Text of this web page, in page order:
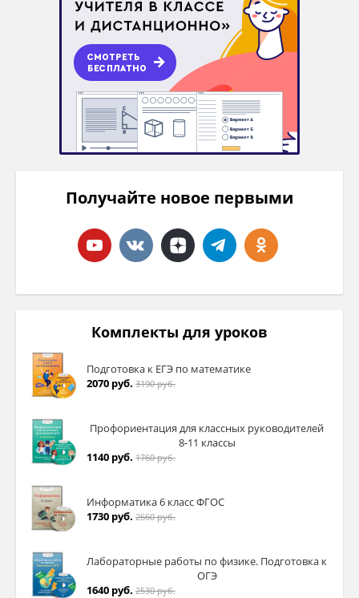
Получайте новое первыми
Комплекты для уроков
Подготовка к ЕГЭ по математике
2070 руб. 3190 руб.
Профориентация для классных руководителей
8-11 классы
1140 руб. 1760 руб.
Информатика 6 класс ФГОС
1730 руб. 2660 руб.
Лабораторные работы по физике. Подготовка к
ОГЭ
1640 руб. 2530 руб.